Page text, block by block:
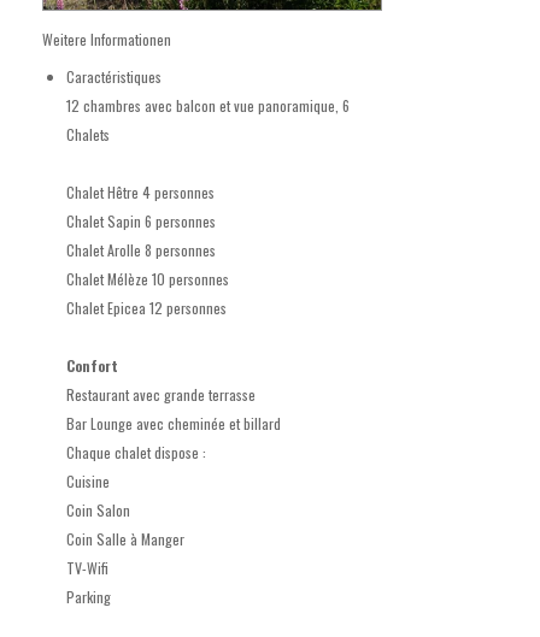
Weitere Informationen
Caractéristiques
12 chambres avec balcon et vue panoramique, 6
Chalets
Chalet Hêtre 4 personnes
Chalet Sapin 6 personnes
Chalet Arolle 8 personnes
Chalet Mélèze 10 personnes
Chalet Epicea 12 personnes
Confort
Restaurant avec grande terrasse
Bar Lounge avec cheminée et billard
Chaque chalet dispose :
Cuisine
Coin Salon
Coin Salle à Manger
TV-Wifi
Parking